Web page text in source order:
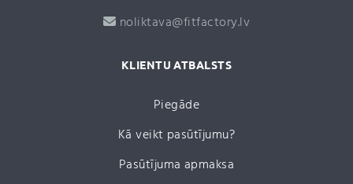
noliktava@fitfactory.lv
KLIENTU ATBALSTS
Piegāde
Kā veikt pasūtījumu?
Pasūtījuma apmaksa